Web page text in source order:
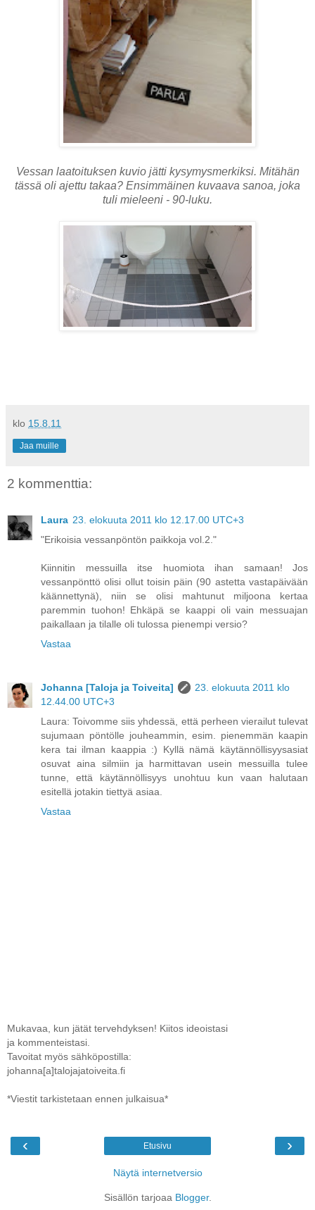
Vessan laatoituksen kuvio jätti kysymysmerkiksi. Mitähän
tässä oli ajettu takaa? Ensimmäinen kuvaava sanoa, joka
tuli mieleeni - 90-luku.
klo 15.8.11
Jaa muille
2 kommenttia:
Laura 23. elokuuta 2011 klo 12.17.00 UTC+3
"Erikoisia vessanpöntön paikkoja vol.2."
Kiinnitin messuilla itse huomiota ihan samaan! Jos
vessanpönttö olisi ollut toisin päin (90 astetta vastapäivään
käännettynä), niin se olisi mahtunut miljoona kertaa
paremmin tuohon! Ehkäpä se kaappi oli vain messuajan
paikallaan ja tilalle oli tulossa pienempi versio?
Vastaa
Johanna [Taloja ja Toiveita]
23. elokuuta 2011 klo
12.44.00 UTC+3
Laura: Toivomme siis yhdessä, että perheen vierailut tulevat
sujumaan pöntölle jouheammin, esim. pienemmän kaapin
kera tai ilman kaappia :) Kyllä nämä käytännöllisyysasiat
osuvat aina silmiin ja harmittavan usein messuilla tulee
tunne, että käytännöllisyys unohtuu kun vaan halutaan
esitellä jotakin tiettyä asiaa.
Vastaa
Mukavaa, kun jätät tervehdyksen! Kiitos ideoistasi
ja kommenteistasi.
Tavoitat myös sähköpostilla:
johanna[a]talojajatoiveita.fi
*Viestit tarkistetaan ennen julkaisua*
‹ ›
Etusivu
Näytä internetversio
Sisällön tarjoaa Blogger.